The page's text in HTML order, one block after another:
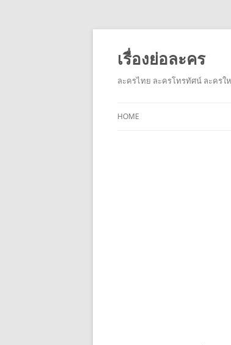
เรื่องย่อละคร
ละครไทย ละครโทรทัศน์ ละครใ
HOME